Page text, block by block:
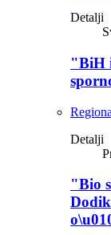
Detalji
"BiH
Detalji
"Bio